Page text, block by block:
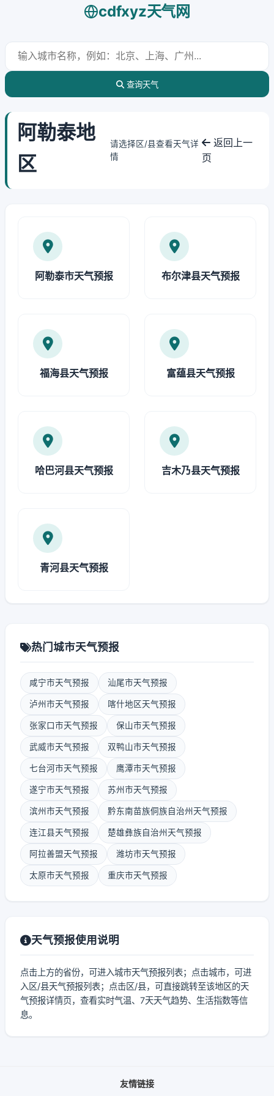
cdfxyz天气网
查询天气
阿勒泰地
区
请选择区/县查看天气详
情
返回上一
页
阿勒泰市天气预报 布尔津县天气预报
福海县天气预报 富蕴县天气预报
哈巴河县天气预报 吉木乃县天气预报
青河县天气预报
热门城市天气预报
咸宁市天气预报 汕尾市天气预报
泸州市天气预报 喀什地区天气预报
张家口市天气预报 保山市天气预报
武威市天气预报 双鸭山市天气预报
七台河市天气预报 鹰潭市天气预报
遂宁市天气预报 苏州市天气预报
滨州市天气预报 黔东南苗族侗族自治州天气预报
连江县天气预报 楚雄彝族自治州天气预报
阿拉善盟天气预报 潍坊市天气预报
太原市天气预报 重庆市天气预报
天气预报使用说明
点击上方的省份，可进入城市天气预报列表；点击城市，可进
入区/县天气预报列表；点击区/县，可直接跳转至该地区的天
气预报详情页，查看实时气温、7天天气趋势、生活指数等信
息。
友情链接